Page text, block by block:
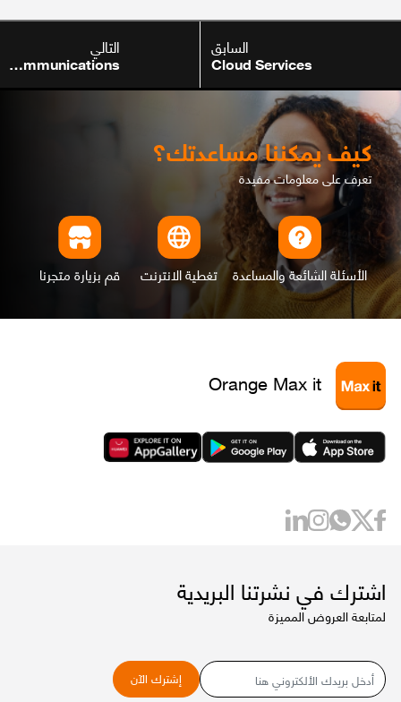
السابق
Cloud Services
التالي
Mobile & Communications
كيف يمكننا مساعدتك؟
تعرف على معلومات مفيدة
الأسئلة الشائعة والمساعدة تغطية الانترنت قم بزيارة متجرنا
Orange Max it
اشترك في نشرتنا البريدية
لمتابعة العروض المميزة
البريد
الإلكتروني
إشترك الآن